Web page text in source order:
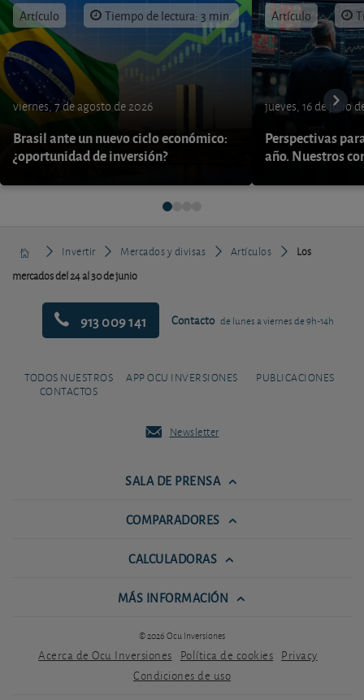
Artículo Tiempo de lectura: 3 min.
viernes, 7 de agosto de 2026
Brasil ante un nuevo ciclo económico:
¿oportunidad de inversión?
Artículo
jueves, 16 de julio
Perspectivas
año. Nuestros
Invertir Mercados y divisas Artículos
Los
mercados del 24 al 30 de junio
913 009 141 Contacto de lunes a viernes de 9h-14h
TODOS NUESTROS
CONTACTOS
APP OCU INVERSIONES PUBLICACIONES
Newsletter
SALA DE PRENSA
COMPARADORES
CALCULADORAS
MÁS INFORMACIÓN
© 2026 Ocu Inversiones
Acerca de Ocu Inversiones Política de cookies Privacy
Condiciones de uso